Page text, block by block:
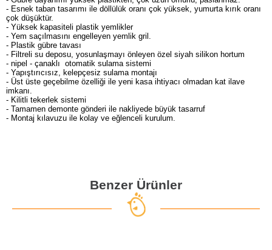
- Esnek taban tasarımı ile döllülük oranı çok yüksek, yumurta kırık oranı
çok düşüktür.
- Yüksek kapasiteli plastik yemlikler
- Yem saçılmasını engelleyen yemlik gril.
- Plastik gübre tavası
- Filtreli su deposu, yosunlaşmayı önleyen özel siyah silikon hortum
- nipel - çanaklı otomatik sulama sistemi
- Yapıştırıcısız, kelepçesiz sulama montajı
- Üst üste geçebilme özelliği ile yeni kasa ihtiyacı olmadan kat ilave
imkanı.
- Kilitli tekerlek sistemi
- Tamamen demonte gönderi ile nakliyede büyük tasarruf
- Montaj kılavuzu ile kolay ve eğlenceli kurulum.
Benzer Ürünler